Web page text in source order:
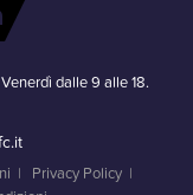
dalle 9 alle 18.
| Privacy Policy|